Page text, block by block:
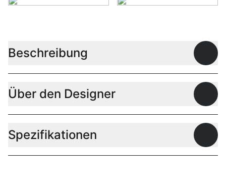
Beschreibung
Über den Designer
Spezifikationen